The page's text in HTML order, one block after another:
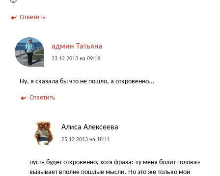
Ответить
админ Татьяна
23.12.2013 на 09:19
Ну, я сказала бы что не пошло, а откровенно...
Ответить
Алиса Алексеева
25.12.2013 на 18:11
пусть будет откровенно, хотя фраза: «у меня болит голова»
вызывает вполне пошлые мысли. Но это же только мои